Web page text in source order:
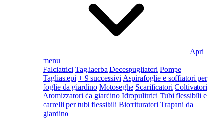
Apri
menu
Falciatrici Tagliaerba Decespugliatori Pompe
Tagliasiepi + 9 successivi Aspirafoglie e soffiatori per
foglie da giardino Motoseghe Scarificatori Coltivatori
Atomizzatori da giardino Idropulitrici Tubi flessibili e
carrelli per tubi flessibili Biotrituratori Trapani da
giardino